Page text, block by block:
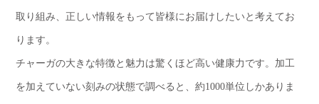
取り組み、正しい情報をもって皆様にお届けしたいと考えてお
ります。
チャーガの大きな特徴と魅力は驚くほど高い健康力です。加工
を加えていない刻みの状態で調べると、約1000単位しかありま